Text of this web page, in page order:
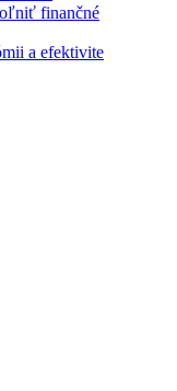
finančné
a efektivite